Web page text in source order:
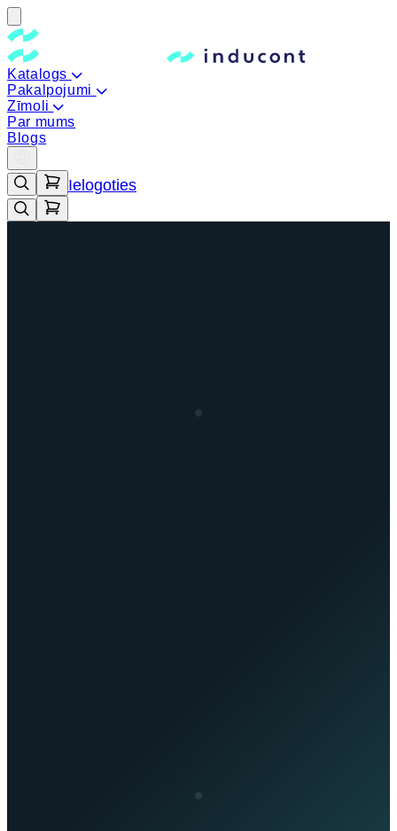
Katalogs
Pakalpojumi
Zīmoli
Par mums
Blogs
Ielogoties